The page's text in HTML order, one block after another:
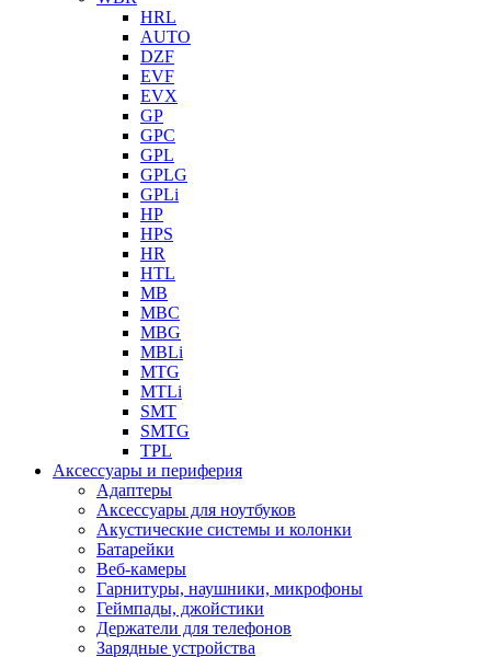
HRL
AUTO
DZF
EVF
EVX
GP
GPC
GPL
GPLG
GPLi
HP
HPS
HR
HTL
MB
MBC
MBG
MBLi
MTG
MTLi
SMT
SMTG
TPL
Аксессуары и периферия
Адаптеры
Аксессуары для ноутбуков
Акустические системы и колонки
Батарейки
Веб-камеры
Гарнитуры, наушники, микрофоны
Геймпады, джойстики
Держатели для телефонов
Зарядные устройства